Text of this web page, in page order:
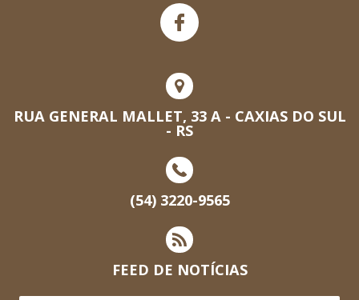
RUA GENERAL MALLET, 33 A - CAXIAS DO SUL
- RS
(54) 3220-9565
FEED DE NOTÍCIAS